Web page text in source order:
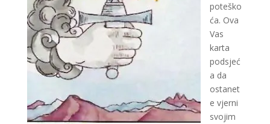
poteško
ća. Ova
Vas
karta
podsjeć
a da
ostanet
e vjerni
svojim